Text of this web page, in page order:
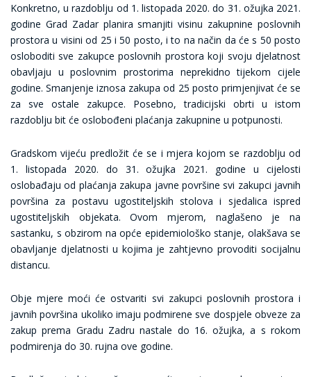
Konkretno, u razdoblju od 1. listopada 2020. do 31. ožujka 2021.
godine Grad Zadar planira smanjiti visinu zakupnine poslovnih
prostora u visini od 25 i 50 posto, i to na način da će s 50 posto
osloboditi sve zakupce poslovnih prostora koji svoju djelatnost
obavljaju u poslovnim prostorima neprekidno tijekom cijele
godine. Smanjenje iznosa zakupa od 25 posto primjenjivat će se
za sve ostale zakupce. Posebno, tradicijski obrti u istom
razdoblju bit će oslobođeni plaćanja zakupnine u potpunosti.
Gradskom vijeću predložit će se i mjera kojom se razdoblju od
1. listopada 2020. do 31. ožujka 2021. godine u cijelosti
oslobađaju od plaćanja zakupa javne površine svi zakupci javnih
površina za postavu ugostiteljskih stolova i sjedalica ispred
ugostiteljskih objekata. Ovom mjerom, naglašeno je na
sastanku, s obzirom na opće epidemiološko stanje, olakšava se
obavljanje djelatnosti u kojima je zahtjevno provoditi socijalnu
distancu.
Obje mjere moći će ostvariti svi zakupci poslovnih prostora i
javnih površina ukoliko imaju podmirene sve dospjele obveze za
zakup prema Gradu Zadru nastale do 16. ožujka, a s rokom
podmirenja do 30. rujna ove godine.